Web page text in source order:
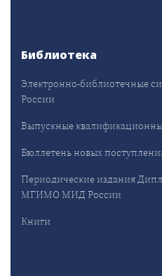
Библиотека
Электронно-библиотечные
России
Выпускные
Бюллетень новых
Периодические издания
МГИМО МИД России
Книги